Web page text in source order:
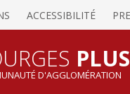
ACCESSIBILITÉ
PLUS
D'AGGLOMÉRATION